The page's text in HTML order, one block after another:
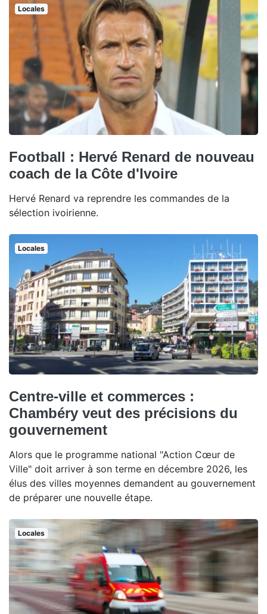
Locales
Football : Hervé Renard de nouveau
coach de la Côte d'Ivoire
Hervé Renard va reprendre les commandes de la
sélection ivoirienne.
Locales
Centre-ville et commerces :
Chambéry veut des précisions du
gouvernement
Alors que le programme national "Action Cœur de
Ville" doit arriver à son terme en décembre 2026, les
élus des villes moyennes demandent au gouvernement
de préparer une nouvelle étape.
Locales